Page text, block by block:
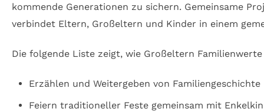
kommende Generationen zu sichern. Gemeinsame
verbindet Eltern, Großeltern und Kinder in einem
Die folgende Liste zeigt, wie Großeltern
Erzählen und Weitergeben von
Feiern traditioneller Feste gemeinsam mit